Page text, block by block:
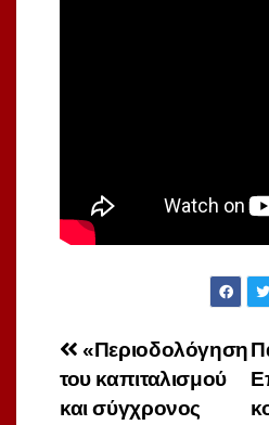
Πλοήγηση
άρθρων
«Περιοδολόγηση
του καπιταλισμού
και σύγχρονος